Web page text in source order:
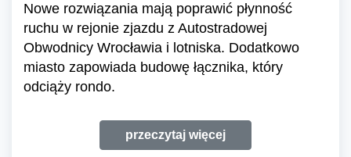
Nowe rozwiązania mają poprawić płynność
ruchu w rejonie zjazdu z Autostradowej
Obwodnicy Wrocławia i lotniska. Dodatkowo
miasto zapowiada budowę łącznika, który
odciąży rondo.
przeczytaj więcej